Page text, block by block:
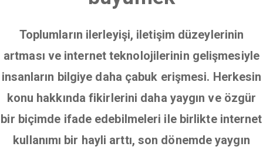
Toplumların ilerleyişi, iletişim düzeylerinin
artması ve internet teknolojilerinin gelişmesiyle
insanların bilgiye daha çabuk erişmesi. Herkesin
konu hakkında fikirlerini daha yaygın ve özgür
bir biçimde ifade edebilmeleri ile birlikte internet
kullanımı bir hayli arttı, son dönemde yaygın